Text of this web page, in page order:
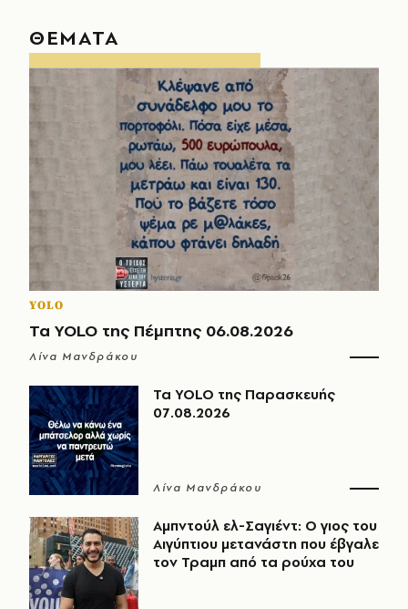
ΘΕΜΑΤΑ
YOLO
Τα YOLO της Πέμπτης 06.08.2026
Λίνα Μανδράκου
Τα YOLO της Παρασκευής
07.08.2026
Λίνα Μανδράκου
Αμπντούλ ελ-Σαγιέντ: Ο γιος του
Αιγύπτιου μετανάστη που έβγαλε
τον Τραμπ από τα ρούχα του